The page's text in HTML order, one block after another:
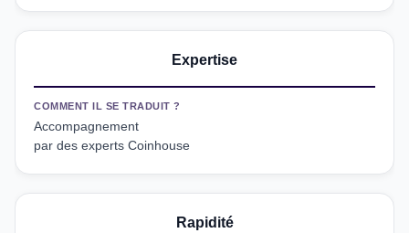
Expertise
COMMENT IL SE TRADUIT ?
Accompagnement
par des experts Coinhouse
Rapidité